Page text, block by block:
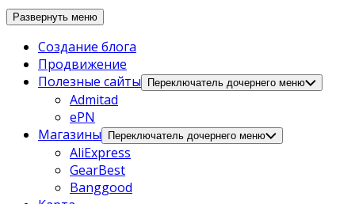
Развернуть меню
Создание блога
Продвижение
Полезные сайты
Переключатель дочернего меню
Admitad
ePN
Магазины
Переключатель дочернего меню
AliExpress
GearBest
Banggood